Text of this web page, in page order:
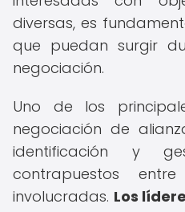
diversas, es
que puedan surgir
negociación.
Uno de los
negociación de
identificación y
contrapuestos
involucradas. Los